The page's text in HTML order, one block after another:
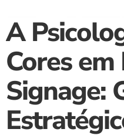
A
Cores
Signage: